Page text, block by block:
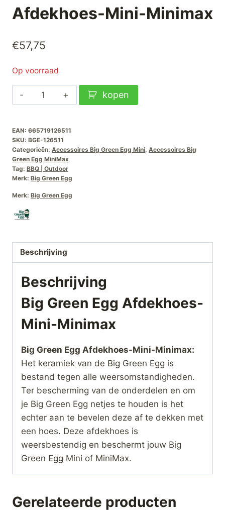
Afdekhoes-Mini-Minimax
€57,75
Op voorraad
Big
Green
Afdekhoes-
Mini-
Minimax
aantal
kopen
EAN: 665719126511
SKU: BGE-126511
Categorieën: Accessoires Big Green Egg Mini, Accessoires Big
Green Egg MiniMax
Tag: BBQ | Outdoor
Merk: Big Green Egg
Merk: Big Green Egg
Beschrijving
Beschrijving
Big Green Egg Afdekhoes-
Mini-Minimax
Big Green Egg Afdekhoes-Mini-Minimax:
Het keramiek van de Big Green Egg is
bestand tegen alle weersomstandigheden.
Ter bescherming van de onderdelen en om
je Big Green Egg netjes te houden is het
echter aan te bevelen deze af te dekken met
een hoes. Deze afdekhoes is
weersbestendig en beschermt jouw Big
Green Egg Mini of MiniMax.
Gerelateerde producten